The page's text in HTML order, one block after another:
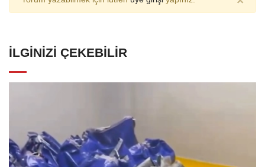
İLGINIZI ÇEKEBILIR